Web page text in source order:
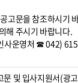
고문을 참조하시기
해 주시기 바랍니다.
사운영처 ☎ 042)
문 및 입사지원서(광